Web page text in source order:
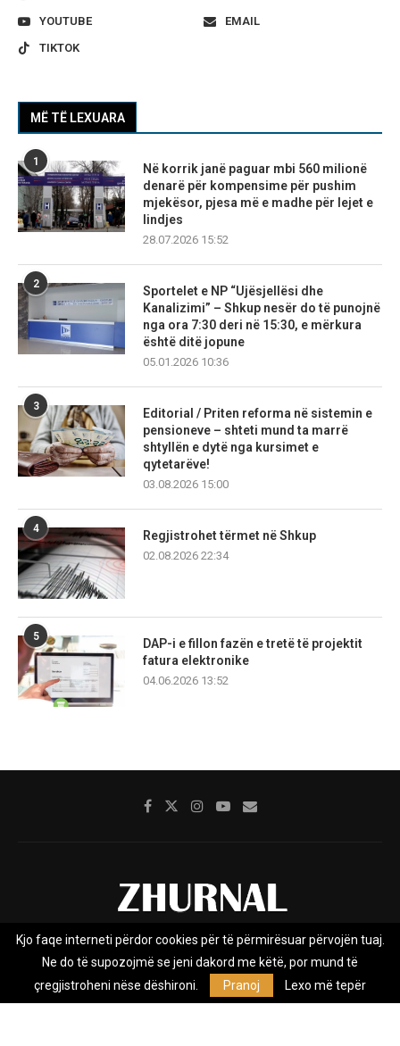
YOUTUBE
EMAIL
TIKTOK
MË TË LEXUARA
1
Në korrik janë paguar mbi 560 milionë
denarë për kompensime për pushim
mjekësor, pjesa më e madhe për lejet e
lindjes
28.07.2026 15:52
2
Sportelet e NP “Ujësjellësi dhe
Kanalizimi” – Shkup nesër do të punojnë
nga ora 7:30 deri në 15:30, e mërkura
është ditë jopune
05.01.2026 10:36
3
Editorial / Priten reforma në sistemin e
pensioneve – shteti mund ta marrë
shtyllën e dytë nga kursimet e
qytetarëve!
03.08.2026 15:00
4
Regjistrohet tërmet në Shkup
02.08.2026 22:34
5
DAP-i e fillon fazën e tretë të projektit
fatura elektronike
04.06.2026 13:52
Rreth nesh Impresumi Marketing
Privacy Policy
Zhurnal.mk është Agjenci e Lajmeve e pavarur, e themeluar në vitin
Kjo faqe interneti përdor cookies për të përmirësuar përvojën tuaj.
Ne do të supozojmë se jeni dakord me këtë, por mund të
çregjistroheni nëse dëshironi.
Pranoj Lexo më tepër